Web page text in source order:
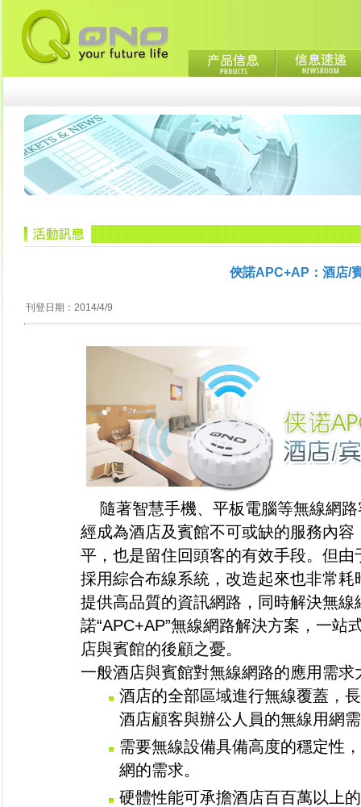
俠諾APC+AP：酒店/
刊登日期：2014/4/9
隨著智慧手機、平板電腦等無線網
經成為酒店及賓館不可或缺的服務內
平，也是留住回頭客的有效手段。但
採用綜合布線系統，改造起來也非常
提供高品質的資訊網路，同時解決無
諾“APC+AP”無線網路解決方案，一
店與賓館的後顧之憂。
一般酒店與賓館對無線網路的應用需
酒店的全部區域進行無線覆蓋，
酒店顧客與辦公人員的無線用網
需要無線設備具備高度的穩定性
網的需求。
硬體性能可承擔酒店百百萬以上